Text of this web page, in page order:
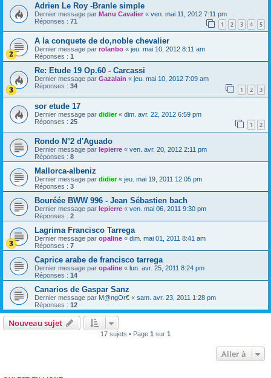
Adrien Le Roy -Branle simple
Dernier message par Manu Cavalier « ven. mai 11, 2012 7:11 pm
Réponses : 71 1 2 3 4 5
A la conquete de do,noble chevalier
Dernier message par rolanbo « jeu. mai 10, 2012 8:11 am
Réponses : 1
Re: Etude 19 Op.60 - Carcassi
Dernier message par Gazalain « jeu. mai 10, 2012 7:09 am
Réponses : 34 1 2 3
sor etude 17
Dernier message par didier« dim. avr. 22, 2012 6:59 pm
Réponses : 25 1 2
Rondo N°2 d'Aguado
Dernier message par lepierre « ven. avr. 20, 2012 2:11 pm
Réponses : 8
Mallorca-albeniz
Dernier message par didier« jeu. mai 19, 2011 12:05 pm
Réponses : 3
Bouréée BWW 996 - Jean Sébastien bach
Dernier message par lepierre « ven. mai 06, 2011 9:30 pm
Réponses : 2
Lagrima Francisco Tarrega
Dernier message par opaline « dim. mai 01, 2011 8:41 am
Réponses : 7
Caprice arabe de francisco tarrega
Dernier message par opaline « lun. avr. 25, 2011 8:24 pm
Réponses : 14
Canarios de Gaspar Sanz
Dernier message par M@ngOr€ « sam. avr. 23, 2011 1:28 pm
Réponses : 12
Nouveau sujet
17 sujets • Page 1 sur 1
Aller à